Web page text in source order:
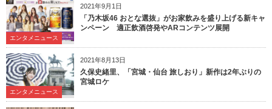
2021年9月1日
エンタメニュース
「乃木坂46 おとな選抜」がお家飲みを盛り上げる新キャ
ンペーン 適正飲酒啓発やARコンテンツ展開
2021年8月13日
エンタメニュース
久保史緒里、「宮城・仙台 旅しおり」新作は2年ぶりの
宮城ロケ